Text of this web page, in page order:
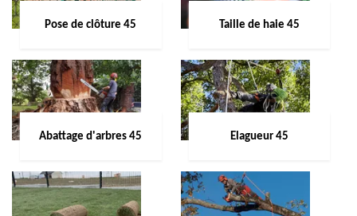
Pose de clôture 45 Taille de haie 45
Abattage d'arbres 45 Elagueur 45